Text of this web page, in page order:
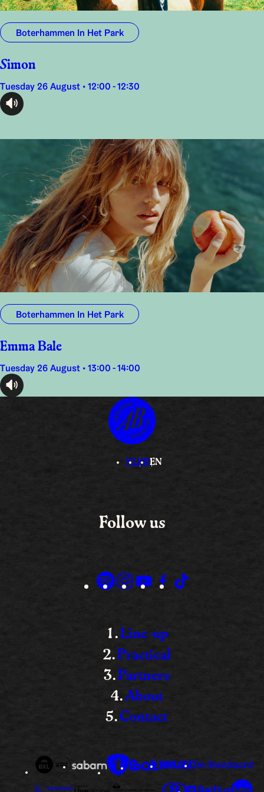
Boterhammen In Het Park
Simon
Tuesday 26 August • 12:00 - 12:30
audioplayer.listen
Boterhammen In Het Park
Emma Bale
Tuesday 26 August • 13:00 - 14:00
audioplayer.listen
NLFREN
Follow us
Line-up
Practical
Partners
About
Contact